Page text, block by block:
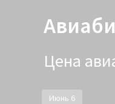
Цена
Июнь 6